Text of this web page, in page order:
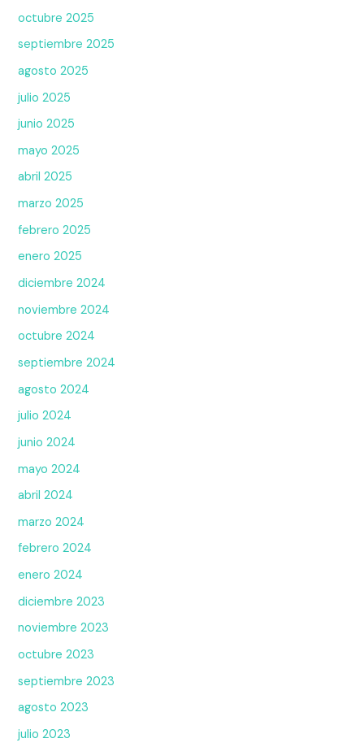
octubre 2025
septiembre 2025
agosto 2025
julio 2025
junio 2025
mayo 2025
abril 2025
marzo 2025
febrero 2025
enero 2025
diciembre 2024
noviembre 2024
octubre 2024
septiembre 2024
agosto 2024
julio 2024
junio 2024
mayo 2024
abril 2024
marzo 2024
febrero 2024
enero 2024
diciembre 2023
noviembre 2023
octubre 2023
septiembre 2023
agosto 2023
julio 2023